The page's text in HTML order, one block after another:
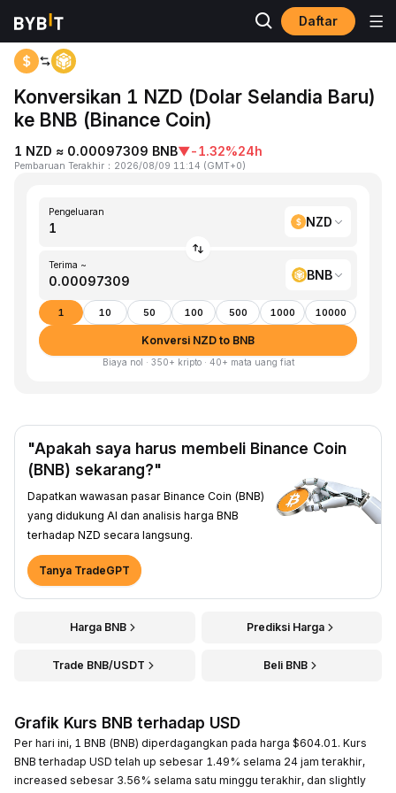
Daftar
Beranda
Konversikan 1 NZD (Dolar Selandia Baru)
ke BNB (Binance Coin)
1 NZD ≈ 0.00097309 BNB▼-1.32%24h
Pembaruan Terakhir ： 2026/08/09 11:14 (GMT+0)
Pengeluaran
NZD
Terima ~
BNB
1 10 50 100 500 1000 10000
Konversi NZD to BNB
Biaya nol · 350+ kripto · 40+ mata uang fiat
"Apakah saya harus membeli Binance Coin
(BNB) sekarang?"
Dapatkan wawasan pasar Binance Coin (BNB)
yang didukung AI dan analisis harga BNB
terhadap NZD secara langsung.
Tanya TradeGPT
Harga BNB Prediksi Harga
Trade BNB/USDT Beli BNB
Grafik Kurs BNB terhadap USD
Per hari ini, 1 BNB (BNB) diperdagangkan pada harga $604.01. Kurs
BNB terhadap USD telah up sebesar 1.49% selama 24 jam terakhir,
increased sebesar 3.56% selama satu minggu terakhir, dan slightly